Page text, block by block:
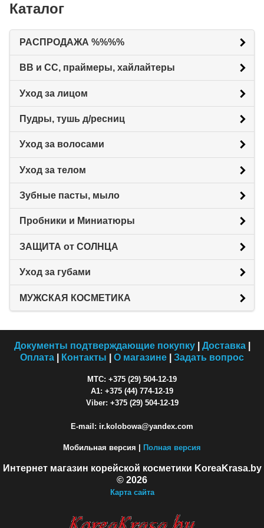
Каталог
РАСПРОДАЖА %%%%
BB и CC, праймеры, хайлайтеры
Уход за лицом
Пудры, тушь д/ресниц
Уход за волосами
Уход за телом
Зубные пасты, мыло
Пробники и Миниатюры
ЗАЩИТА от СОЛНЦА
Уход за губами
МУЖСКАЯ КОСМЕТИКА
Документы подтверждающие покупку| Доставка|
Оплата
Контакты О магазине Задать вопрос
МТС: +375 (29) 504-12-19
A1: +375 (44) 774-12-19
Viber: +375 (29) 504-12-19
E-mail: ir.kolobowa@yandex.com
Мобильная версия | Полная версия
Интернет магазин корейской косметики KoreaKrasa.by
© 2026
Карта сайта